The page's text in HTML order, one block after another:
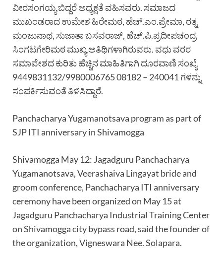
ವೀರಸಂಗಯ್ಯ ಬಿದ್ದರೆ ಅಧ್ಯಕ್ಷತೆ ವಹಿಸವರು. ಸಮಾಜದ
ಮುಖಂಡರಾದ ಉಮೇಶ ಹಿರೇಮಠ, ಹೆಚ್.ಎಂ.ಪ್ರೇಮಾ, ರತ್ನ
ಮಂಜುನಾಥ, ಸುಜಾತಾ ಬಸವರಾಜ್, ಹೆಚ್.ಪಿ.ಪ್ರದೀಪಚಂದ್ರ
ಸಿಂಗಟಗೇರಿಮಠ ಮುಖ್ಯ ಅತಿಥಿಗಳಾಗಿರುವರು. ವಧು ವರರ
ಸಮಾವೇಶದ ಕುರಿತು ಹೆಚ್ಚಿನ ಮಾಹಿತಿಗಾಗಿ ದೂರವಾಣಿ ಸಂಖ್ಯೆ
9449831132/9980006765 08182 – 240041 ಗಳನ್ನು
ಸಂಪರ್ಕಿಸುವಂತೆ ತಿಳಿಸಿದ್ದಾರೆ.
Panchacharya Yugamanotsava program as part of
SJP ITI anniversary in Shivamogga
Shivamogga May 12: Jagadguru Panchacharya
Yugamanotsava, Veerashaiva Lingayat bride and
groom conference, Panchacharya ITI anniversary
ceremony have been organized on May 15 at
Jagadguru Panchacharya Industrial Training Center
on Shivamogga city bypass road, said the founder of
the organization, Vigneswara Nee. Solapara.